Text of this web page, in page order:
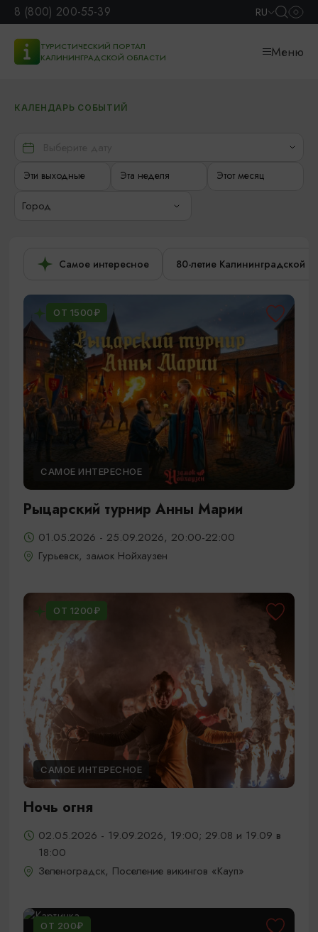
8 (800) 200-55-39 RU
ТУРИСТИЧЕСКИЙ ПОРТАЛ
КАЛИНИНГРАДСКОЙ ОБЛАСТИ
Меню
КАЛЕНДАРЬ СОБЫТИЙ
Эти выходные Эта неделя Этот месяц
Город
Самое интересное 80-летие Калининградской
ОТ 1500₽
САМОЕ ИНТЕРЕСНОЕ
Рыцарский турнир Анны Марии
01.05.2026 - 25.09.2026, 20:00-22:00
Гурьевск, замок Нойхаузен
ОТ 1200₽
САМОЕ ИНТЕРЕСНОЕ
Ночь огня
02.05.2026 - 19.09.2026, 19:00; 29.08 и 19.09 в
18:00
Зеленоградск, Поселение викингов «Кауп»
ОТ 200₽